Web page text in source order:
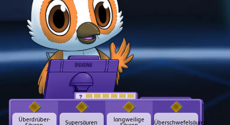
t
Überdrüber-
Supersäuren
langweilige
Überschwefelsäuren